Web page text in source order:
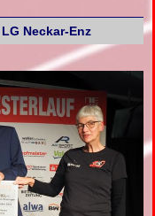
Neckar-Enz